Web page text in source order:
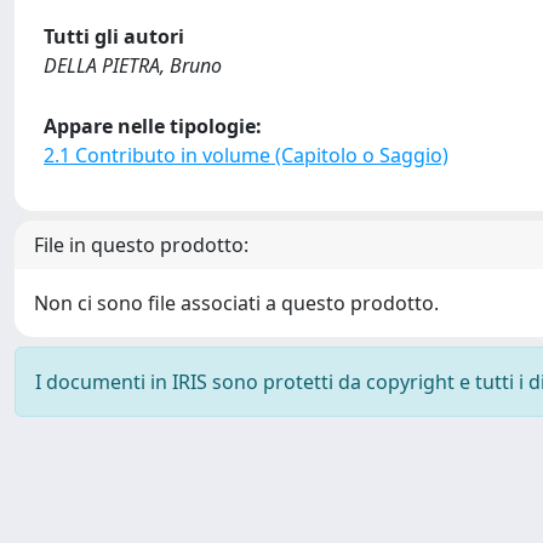
Tutti gli autori
DELLA PIETRA, Bruno
Appare nelle tipologie:
2.1 Contributo in volume (Capitolo o Saggio)
File in questo prodotto:
Non ci sono file associati a questo prodotto.
I documenti in IRIS sono protetti da copyright e tutti i